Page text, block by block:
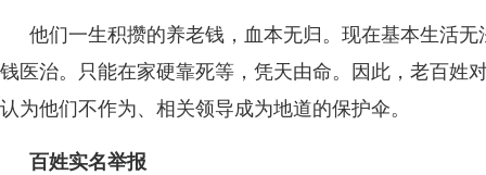
他们一生积攒的养老钱，血本无归。现在基本生活
钱医治。只能在家硬靠死等，凭天由命。因此，老百姓
认为他们不作为、相关领导成为地道的保护伞。
百姓实名举报